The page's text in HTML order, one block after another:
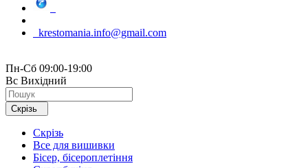
krestomania.info@gmail.com
Пн-Сб 09:00-19:00
Вс Вихідний
Скрізь
Скрізь
Все для вишивки
Бісер, бісероплетіння